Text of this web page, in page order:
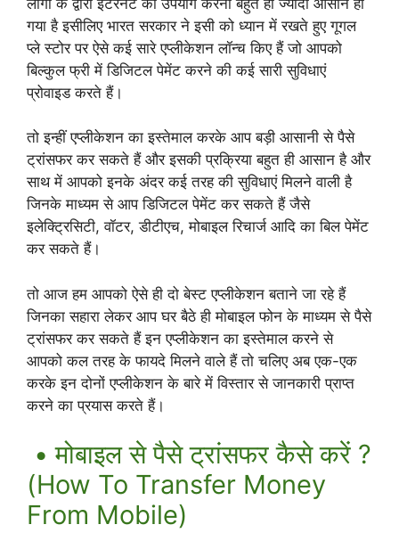
गया है इसीलिए भारत सरकार ने इसी को ध्यान में रखते हुए गूगल
प्ले स्टोर पर ऐसे कई सारे एप्लीकेशन लॉन्च किए हैं जो आपको
बिल्कुल फ्री में डिजिटल पेमेंट करने की कई सारी सुविधाएं
प्रोवाइड करते हैं।
तो इन्हीं एप्लीकेशन का इस्तेमाल करके आप बड़ी आसानी से पैसे
ट्रांसफर कर सकते हैं और इसकी प्रक्रिया बहुत ही आसान है और
साथ में आपको इनके अंदर कई तरह की सुविधाएं मिलने वाली है
जिनके माध्यम से आप डिजिटल पेमेंट कर सकते हैं जैसे
इलेक्ट्रिसिटी, वॉटर, डीटीएच, मोबाइल रिचार्ज आदि का बिल पेमेंट
कर सकते हैं।
तो आज हम आपको ऐसे ही दो बेस्ट एप्लीकेशन बताने जा रहे हैं
जिनका सहारा लेकर आप घर बैठे ही मोबाइल फोन के माध्यम से पैसे
ट्रांसफर कर सकते हैं इन एप्लीकेशन का इस्तेमाल करने से
आपको कल तरह के फायदे मिलने वाले हैं तो चलिए अब एक-एक
करके इन दोनों एप्लीकेशन के बारे में विस्तार से जानकारी प्राप्त
करने का प्रयास करते हैं।
• मोबाइल से पैसे ट्रांसफर कैसे करें ?
(How To Transfer Money
From Mobile)